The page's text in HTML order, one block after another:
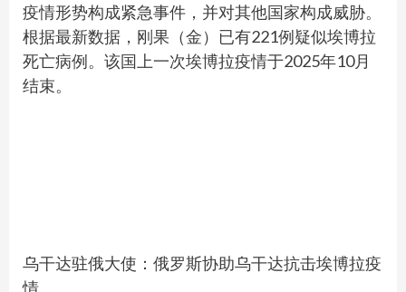
疫情形势构成紧急事件，并对其他国家构成威胁。
根据最新数据，刚果（金）已有221例疑似埃博拉
死亡病例。该国上一次埃博拉疫情于2025年10月
结束。
乌干达驻俄大使：俄罗斯协助乌干达抗击埃博拉疫
情